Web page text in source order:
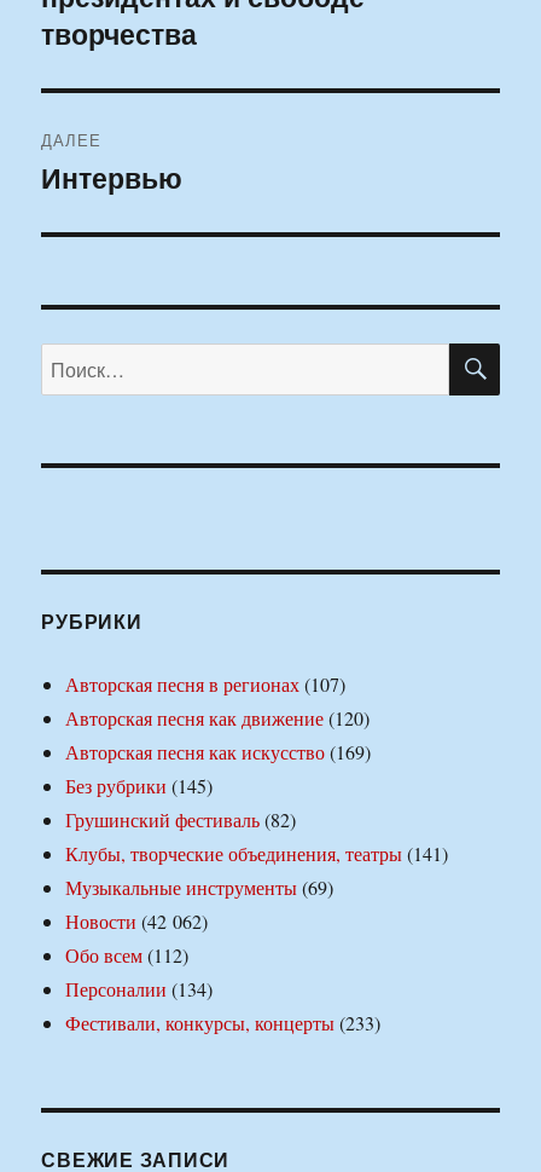
творчества
ДАЛЕЕ
Следующая
Интервью
Искать:
РУБРИКИ
Авторская песня в регионах(107)
Авторская песня как движение(120)
Авторская песня как искусство(169)
Без рубрики (145)
Грушинский фестиваль(82)
Клубы, творческие объединения, театры(141)
Музыкальные инструменты(69)
Новости (42 062)
Обо всем(112)
Персоналии (134)
Фестивали, конкурсы, концерты(233)
СВЕЖИЕ ЗАПИСИ